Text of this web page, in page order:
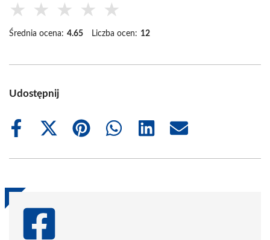
★ ★ ★ ★ ★
Średnia ocena: 4.65 Liczba ocen: 12
Udostępnij
Share
Share
(Twitter)
Share
Share
Share
Share